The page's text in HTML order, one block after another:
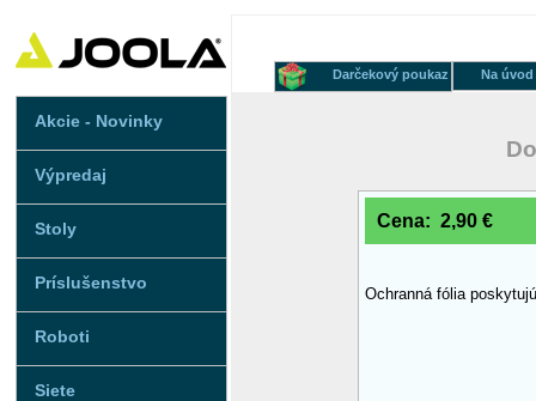
Akcie - Novinky
Výpredaj
Stoly
Príslušenstvo
Roboti
Siete
Na úvod
Darčekový poukaz
Cena: 2,90 €
Ochranná fólia